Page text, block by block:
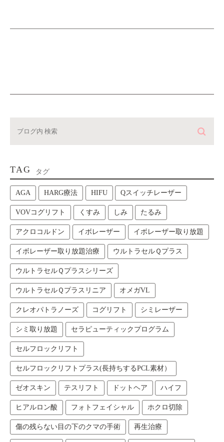
TAG タグ
AGA HARG療法 HIFU Qスイッチレーザー
VOVコグリフト くすみ しみ たるみ
アクロコルドン イボレーザー イボレーザー取り放題
イボレーザー取り放題治療 ウルトラセルＱプラス
ウルトラセルＱプラスシリーズ
ウルトラセルＱプラスリニア オメガVL
クレオパトラノーズ コグリフト シミレーザー
シミ取り放題 セラピューティックプログラム
セルフロックリフト
セルフロックリフトプラス(長持ちするPCL素材）
ゼオスキン テスリフト ドットヘア ハイフ
ヒアルロン酸 フォトフェイシャル ホクロ切除
傷の残らない目の下のクマの手術 再生治療